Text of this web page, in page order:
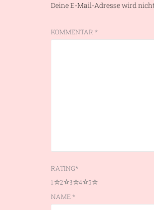
Deine E-Mail-Adresse wird
KOMMENTAR *
RATING*
5
4
3
2
1
NAME*